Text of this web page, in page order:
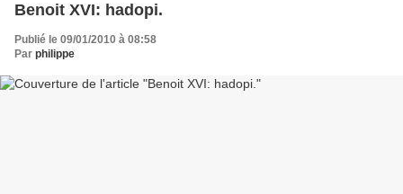
Benoit XVI: hadopi.
Publié le 09/01/2010 à 08:58
Par philippe